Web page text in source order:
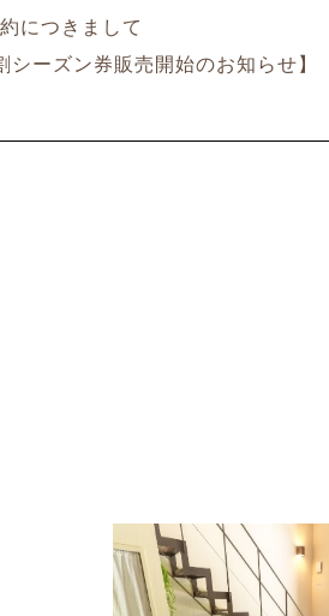
につきまして
ーズン券販売開始のお知らせ】